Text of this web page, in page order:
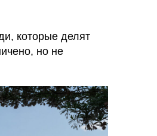
которые делят
но не